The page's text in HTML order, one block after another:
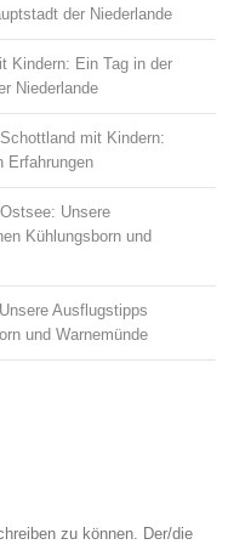
der Niederlande
Kindern: Ein Tag in der
Niederlande
Schottland mit Kindern:
Erfahrungen
Ostsee: Unsere
Kühlungsborn und
Ausflugstipps
und Warnemünde
zu können. Der/die